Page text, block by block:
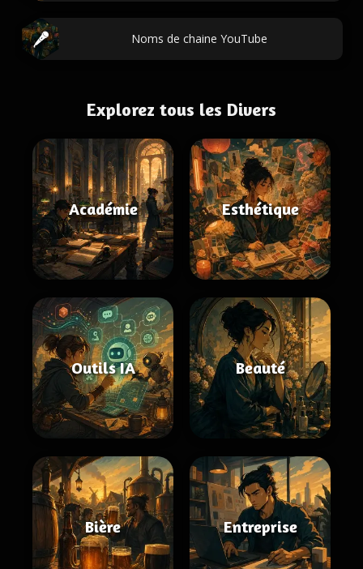
Noms de chaine YouTube
Explorez tous les Divers
Académie Esthétique
Outils IA Beauté
Bière Entreprise